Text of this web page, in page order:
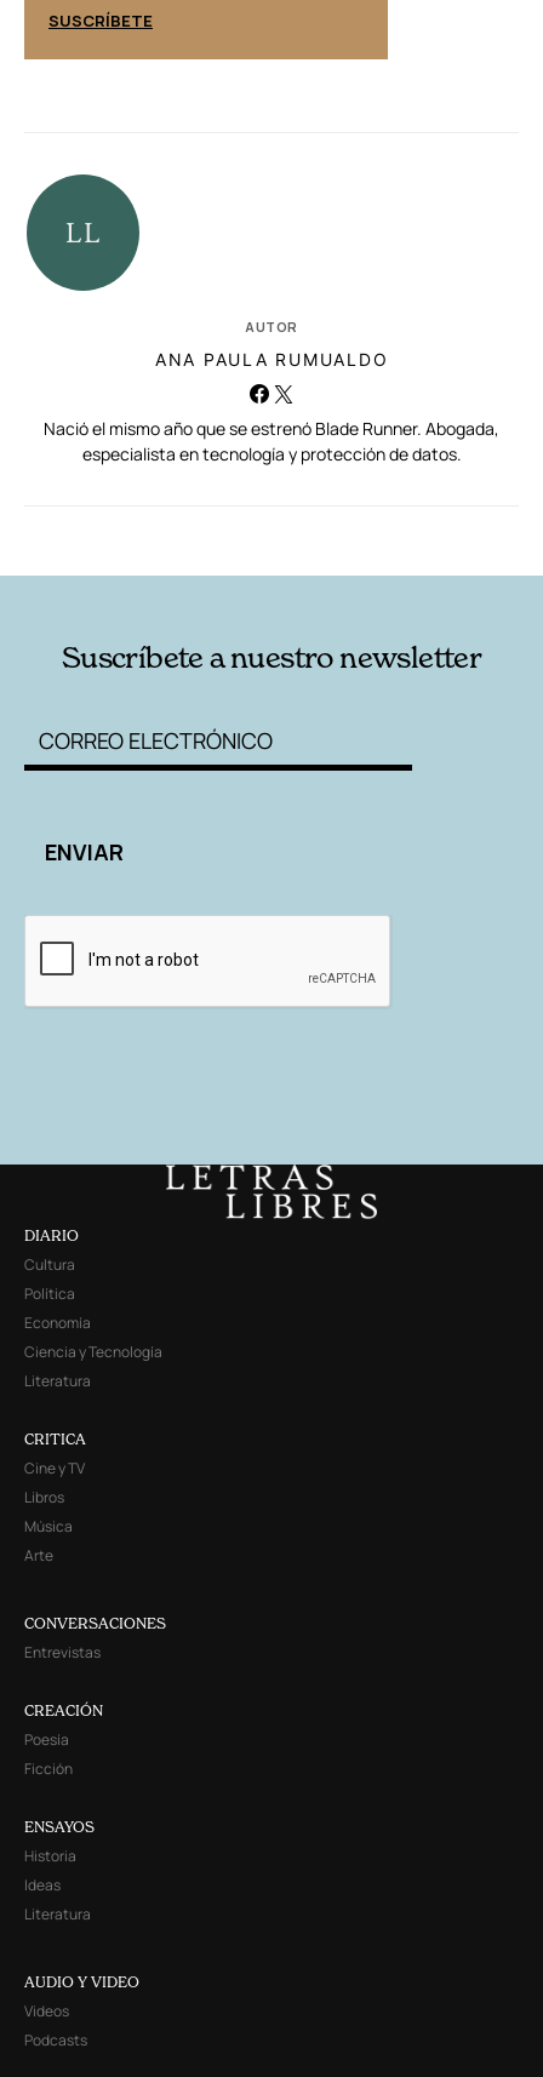
SUSCRÍBETE
AUTOR
ANA PAULA RUMUALDO
Nació el mismo año que se estrenó Blade Runner. Abogada,
especialista en tecnología y protección de datos.
Suscríbete a nuestro newsletter
DIARIO
Cultura
Política
Economía
Ciencia y Tecnología
Literatura
CRITICA
Cine y TV
Libros
Música
Arte
CONVERSACIONES
Entrevistas
CREACIÓN
Poesía
Ficción
ENSAYOS
Historia
Ideas
Literatura
AUDIO Y VIDEO
Videos
Podcasts